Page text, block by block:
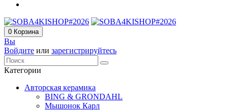
0 Корзина
Вы
Войдите или зарегистрируйтесь
Категории
Авторская керамика
BING & GRONDAHL
Мышонок Карл